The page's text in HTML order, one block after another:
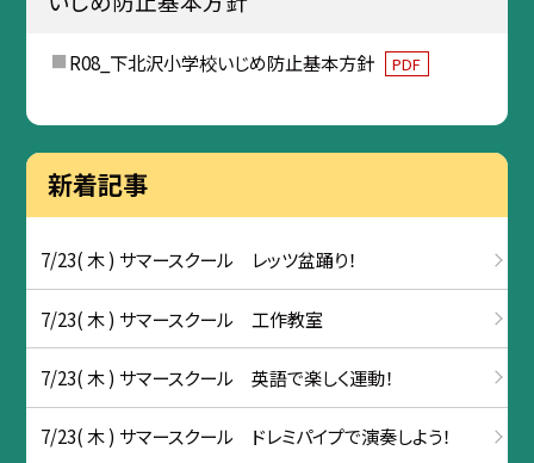
R08_下北沢小学校いじめ防止基本方針 PDF
新着記事
7/23( 木 ) サマースクール レッツ盆踊り！
7/23( 木 ) サマースクール 工作教室
7/23( 木 ) サマースクール 英語で楽しく運動！
7/23( 木 ) サマースクール ドレミパイプで演奏しよう！